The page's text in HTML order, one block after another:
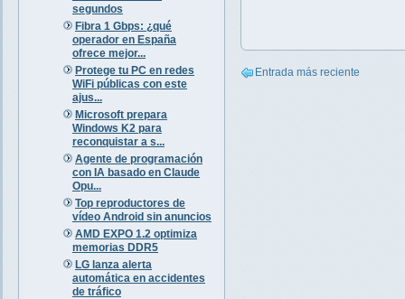
segundos
Fibra 1 Gbps: ¿qué
operador en España
ofrece mejor...
Protege tu PC en redes
WiFi públicas con este
ajus...
Microsoft prepara
Windows K2 para
reconquistar a s...
Agente de programación
con IA basado en Claude
Opu...
Top reproductores de
vídeo Android sin anuncios
AMD EXPO 1.2 optimiza
memorias DDR5
LG lanza alerta
automática en accidentes
de tráfico
Entrada más reciente